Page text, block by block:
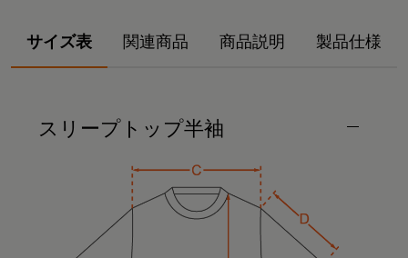
サイズ表 関連商品 商品説明 製品仕様
スリープトップ半袖